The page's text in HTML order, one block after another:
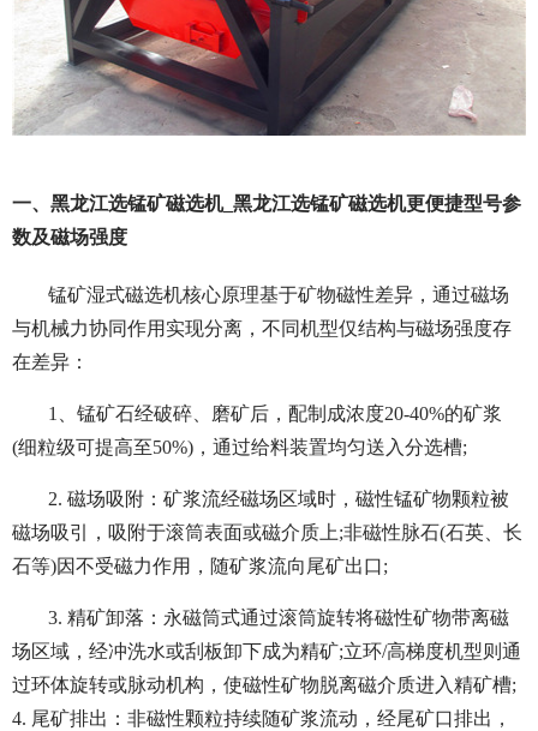
一、黑龙江选锰矿磁选机_黑龙江选锰矿磁选机更便捷型号参
数及磁场强度
锰矿湿式磁选机核心原理基于矿物磁性差异，通过磁场
与机械力协同作用实现分离，不同机型仅结构与磁场强度存
在差异：
1、锰矿石经破碎、磨矿后，配制成浓度20-40%的矿浆
(细粒级可提高至50%)，通过给料装置均匀送入分选槽;
2. 磁场吸附：矿浆流经磁场区域时，磁性锰矿物颗粒被
磁场吸引，吸附于滚筒表面或磁介质上;非磁性脉石(石英、长
石等)因不受磁力作用，随矿浆流向尾矿出口;
3. 精矿卸落：永磁筒式通过滚筒旋转将磁性矿物带离磁
场区域，经冲洗水或刮板卸下成为精矿;立环/高梯度机型则通
过环体旋转或脉动机构，使磁性矿物脱离磁介质进入精矿槽;
4. 尾矿排出：非磁性颗粒持续随矿浆流动，经尾矿口排出，